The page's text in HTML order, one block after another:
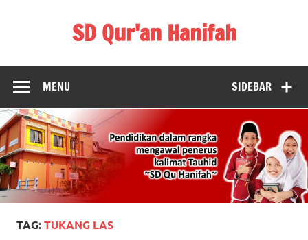
SD Qur'an Hanifah
SIDEBAR
MENU
TAG:TUKANG LAS